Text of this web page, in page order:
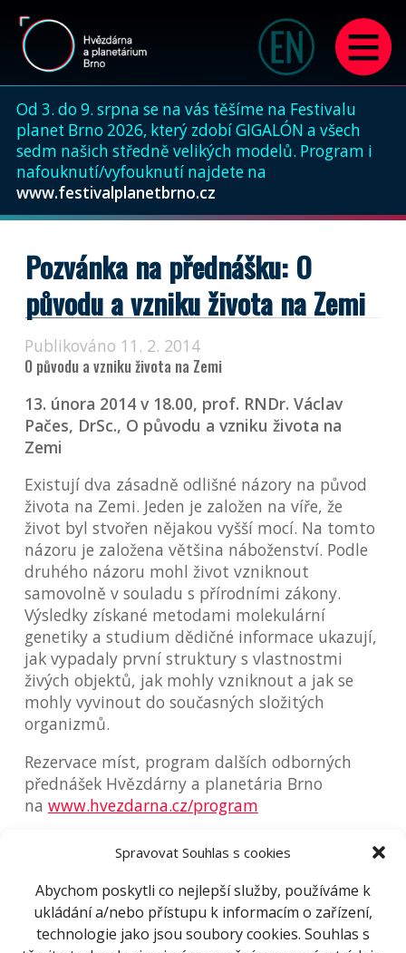
Spravovat Souhlas s cookies
Abychom poskytli co nejlepší služby, používáme k
ukládání a/nebo přístupu k informacím o zařízení,
technologie jako jsou soubory cookies. Souhlas s
Od 3. do 9. srpna se na vás těšíme na Festivalu
planet Brno 2026, který zdobí GIGALÓN a všech
sedm našich středně velikých modelů. Program i
nafouknutí/vyfouknutí najdete na
www.festivalplanetbrno.cz
Pozvánka na přednášku: O
původu a vzniku života na Zemi
Publikováno 11. 2. 2014
O původu a vzniku života na Zemi
13. února 2014 v 18.00, prof. RNDr. Václav
Pačes, DrSc., O původu a vzniku života na
Zemi
Existují dva zásadně odlišné názory na původ
života na Zemi. Jeden je založen na víře, že
život byl stvořen nějakou vyšší mocí. Na tomto
názoru je založena většina náboženství. Podle
druhého názoru mohl život vzniknout
samovolně v souladu s přírodními zákony.
Výsledky získané metodami molekulární
genetiky a studium dědičné informace ukazují,
jak vypadaly první struktury s vlastnostmi
živých objektů, jak mohly vzniknout a jak se
mohly vyvinout do současných složitých
organizmů.
Rezervace míst, program dalších odborných
přednášek Hvězdárny a planetária Brno
na www.hvezdarna.cz/program
Těšíme se na vaši návštěvu!
—